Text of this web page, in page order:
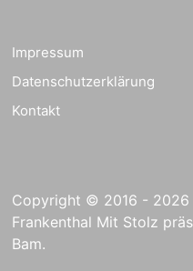
Impressum
Datenschutzerklärung
Kontakt
Copyright © 2016 - 2026
Frankenthal Mit Stolz
Bam.